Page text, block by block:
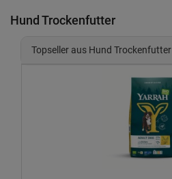
Hund Trockenfutter
Topseller aus Hund Trockenfutter